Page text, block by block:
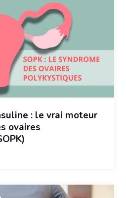
: le vrai moteur
ovaires